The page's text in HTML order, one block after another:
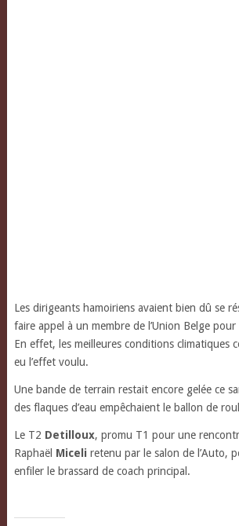
Les dirigeants hamoiriens avaient bien dû se
faire appel à un membre de l’Union Belge
En effet, les meilleures conditions climatiques
eu l’effet voulu.
Une bande de terrain restait encore gelée ce
des flaques d’eau empêchaient le ballon de
Le T2 Detilloux, promu T1 pour une
Raphaël Miceli retenu par le salon de l’Auto,
enfiler le brassard de coach principal.